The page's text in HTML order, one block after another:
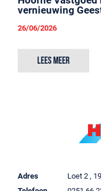
vernieuwing
26/06/2026
Lees meer
Adres
Loet 2 ,